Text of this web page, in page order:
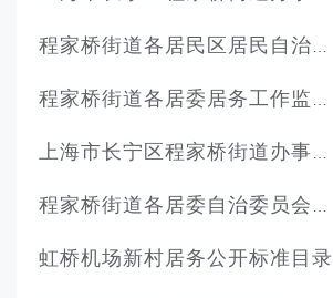
虹桥机场新村居务公开标准目录